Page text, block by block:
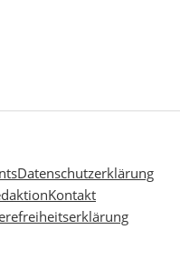
Datenschutzerklärung
Kontakt